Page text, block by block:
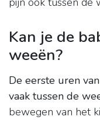
Kan je de
weeën?
De eerste uren
vaak tussen de
bewegen van het